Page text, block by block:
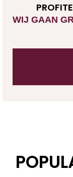
WIJ GAAN